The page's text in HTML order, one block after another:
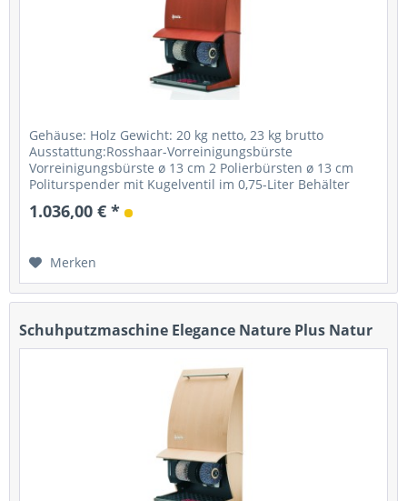
Gehäuse: Holz Gewicht: 20 kg netto, 23 kg brutto
Ausstattung:Rosshaar-Vorreinigungsbürste
Vorreinigungsbürste ø 13 cm 2 Polierbürsten ø 13 cm
Politurspender mit Kugelventil im 0,75-Liter Behälter
Starter: Fußsensor mit Timer...
1.036,00 € *
Merken
Schuhputzmaschine Elegance Nature Plus Natur